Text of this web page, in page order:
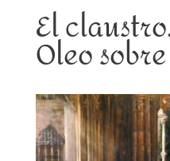
El
Oleo